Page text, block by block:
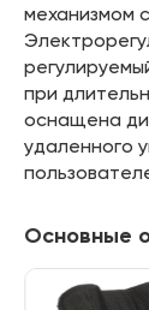
механизмом
при
оснащена
удаленного
Основные